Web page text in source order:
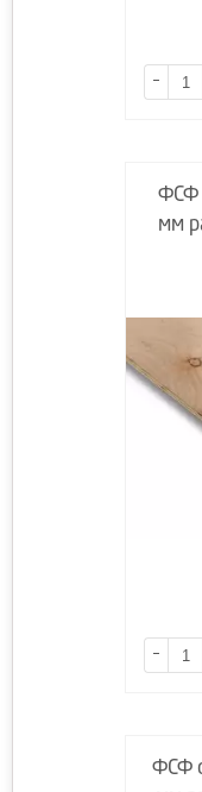
-
ФСФ
мм
-
ФСФ